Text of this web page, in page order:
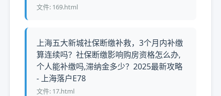
文件: 169.html
上海五大新城社保断缴补救，3个月内补缴
算连续吗？社保断缴影响购房资格怎么办,
个人能补缴吗,滞纳金多少？2025最新攻略
- 上海落户E78
文件: 17.html